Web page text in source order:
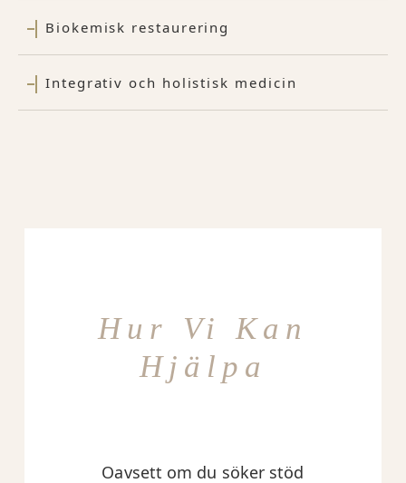
Biokemisk restaurering
Integrativ och holistisk medicin
Hur Vi Kan
Hjälpa
Oavsett om du söker stöd